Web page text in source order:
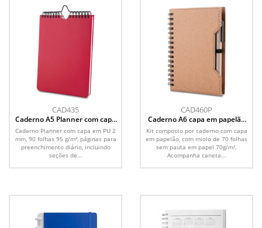
CAD435
Caderno A5 Planner com capa
Caderno Planner com capa em PU 2
mm, 90 folhas 95 g/m², páginas para
preenchimento diário, incluindo
seções de...
CAD460P
Caderno A6 capa em papelão
reciclado com caneta
Kit composto por caderno com capa
em papelão, com miolo de 70 folhas
sem pauta em papel 70g/m².
Acompanha caneta...